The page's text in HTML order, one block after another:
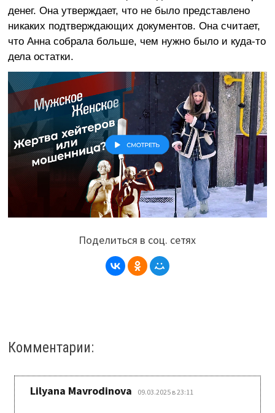
денег. Она утверждает, что не было представлено
никаких подтверждающих документов. Она считает,
что Анна собрала больше, чем нужно было и куда-то
дела остатки.
Поделиться в соц. сетях
Комментарии:
Lilyana Mavrodinova 09.03.2025 в 23:11